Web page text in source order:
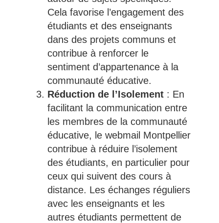
Cela favorise l’engagement des
étudiants et des enseignants
dans des projets communs et
contribue à renforcer le
sentiment d’appartenance à la
communauté éducative.
Réduction de l’Isolement: En
facilitant la communication entre
les membres de la communauté
éducative, le webmail Montpellier
contribue à réduire l’isolement
des étudiants, en particulier pour
ceux qui suivent des cours à
distance. Les échanges réguliers
avec les enseignants et les
autres étudiants permettent de